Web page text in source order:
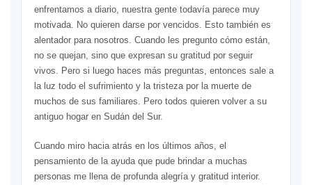
enfrentamos a diario, nuestra gente todavía parece muy
motivada. No quieren darse por vencidos. Esto también es
alentador para nosotros. Cuando les pregunto cómo están,
no se quejan, sino que expresan su gratitud por seguir
vivos. Pero si luego haces más preguntas, entonces sale a
la luz todo el sufrimiento y la tristeza por la muerte de
muchos de sus familiares. Pero todos quieren volver a su
antiguo hogar en Sudán del Sur.
Cuando miro hacia atrás en los últimos años, el
pensamiento de la ayuda que pude brindar a muchas
personas me llena de profunda alegría y gratitud interior.